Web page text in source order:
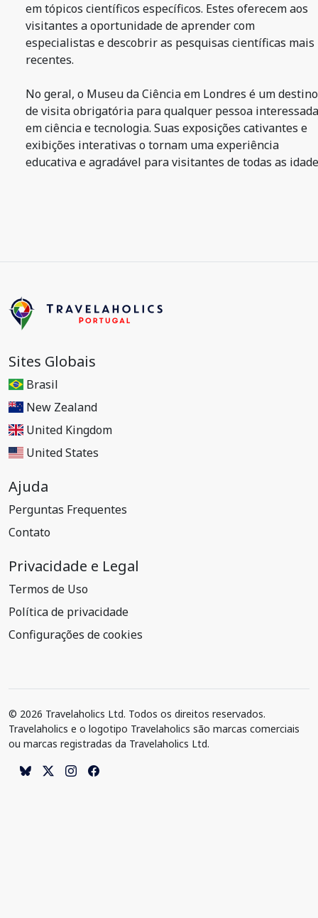
em tópicos científicos específicos. Estes oferecem aos
visitantes a oportunidade de aprender com
especialistas e descobrir as pesquisas científicas mais
recentes.
No geral, o Museu da Ciência em Londres é um destino
de visita obrigatória para qualquer pessoa interessada
em ciência e tecnologia. Suas exposições cativantes e
exibições interativas o tornam uma experiência
educativa e agradável para visitantes de todas as
Sites Globais
Brasil
New Zealand
United Kingdom
United States
Ajuda
Perguntas Frequentes
Contato
Privacidade e Legal
Termos de Uso
Política de privacidade
Configurações de cookies
© 2026 Travelaholics Ltd. Todos os direitos reservados.
Travelaholics e o logotipo Travelaholics são marcas comerciais
ou marcas registradas da Travelaholics Ltd.